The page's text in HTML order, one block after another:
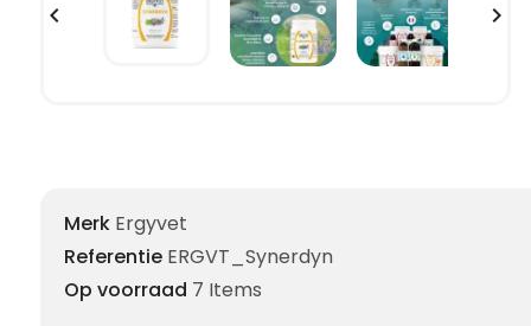
 
Merk Ergyvet
Referentie ERGVT_Synerdyn
Op voorraad 7 Items